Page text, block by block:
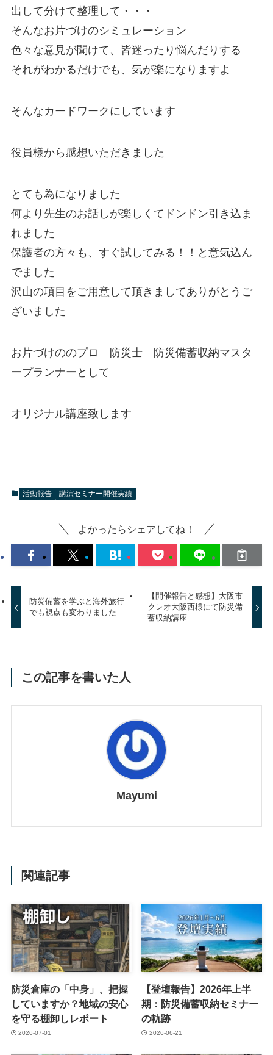
出して分けて整理して・・・
そんなお片づけのシミュレーション
色々な意見が聞けて、皆迷ったり悩んだりする
それがわかるだけでも、気が楽になりますよ
そんなカードワークにしています
役員様から感想いただきました
とても為になりました
何より先生のお話しが楽しくてドンドン引き込ま
れました
保護者の方々も、すぐ試してみる！！と意気込ん
でました
沢山の項目をご用意して頂きましてありがとうご
ざいました
お片づけののプロ 防災士 防災備蓄収納マスタ
ープランナーとして
オリジナル講座致します
活動報告 講演セミナー開催実績
よかったらシェアしてね！
防災備蓄を学ぶと海外旅行
でも視点も変わりました
【開催報告と感想】大阪市
クレオ大阪西様にて防災備
蓄収納講座
この記事を書いた人
Mayumi
関連記事
防災倉庫の「中身」、把握
していますか？地域の安心
を守る棚卸しレポート
2026-07-01
【登壇報告】2026年上半
期：防災備蓄収納セミナー
の軌跡
2026-06-21